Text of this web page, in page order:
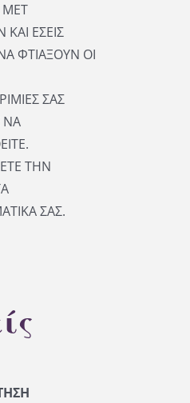
ΜΕΤ
ΕΣΕΙΣ
ΦΤΙΑΞΟΥΝ ΟΙ
ΣΑΣ
ΝΑ
ΤΗΝ
ΣΑΣ.